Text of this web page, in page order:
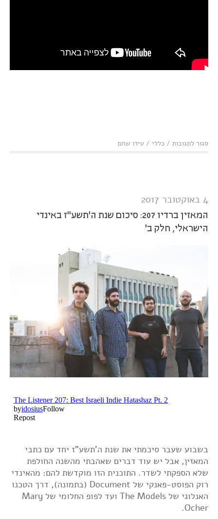
סגור לתגובותעל
כמיהה
לזמנים אחרים
/ כללי / עידו שחם
4 באוקטובר 2017
המאזין ברדיו 207: סיכום שנת ה'תשע"ז באינדי
הישראלי, חלק ב'
בשבוע שעבר סיכמתי את שנת ה'תשע"ז יחד עם כתבי
המאזין, אבל יש עוד דברים שאהבתי מהשנה החולפת
שלא הספקתי לשדר. התוכנית הזו מוקדשת להם: מהאינדי
רוק הפוסט-פאנקי של Document (בתמונה), דרך הטכנו
האנלוגי של The Models ועד לפופ החלומי של Mary
Ocher.